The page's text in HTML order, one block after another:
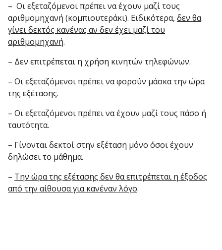
– Οι εξεταζόμενοι πρέπει να έχουν μαζί τους
αριθμομηχανή (κομπιουτεράκι). Ειδικότερα, δεν θα
γίνει δεκτός κανένας αν δεν έχει μαζί του
αριθμομηχανή.
– Δεν επιτρέπεται η χρήση κινητών τηλεφώνων.
– Οι εξεταζόμενοι πρέπει να φορούν μάσκα την ώρα
της εξέτασης.
– Οι εξεταζόμενοι πρέπει να έχουν μαζί τους πάσο ή
ταυτότητα.
– Γίνονται δεκτοί στην εξέταση μόνο όσοι έχουν
δηλώσει το μάθημα.
– Την ώρα της εξέτασης δεν θα επιτρέπεται η έξοδος
από την αίθουσα για κανέναν λόγο.